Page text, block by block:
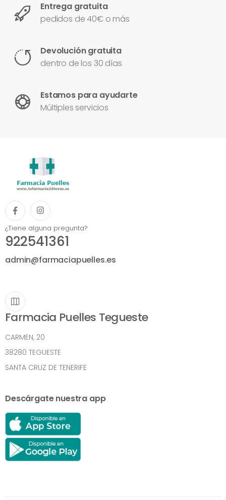
Entrega gratuita
pedidos de 40€ o más
Devolución gratuita
dentro de los 30 días
Estamos para ayudarte
Múltiples servicios
¿Tiene alguna pregunta?
922541361
admin@farmaciapuelles.es
Farmacia Puelles Tegueste
CARMEN, 20
38280 TEGUESTE
SANTA CRUZ DE TENERIFE
Descárgate nuestra app